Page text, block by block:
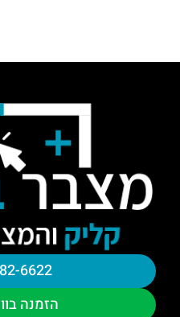
6622
הזמנה